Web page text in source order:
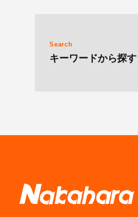
Search
キーワードから探す